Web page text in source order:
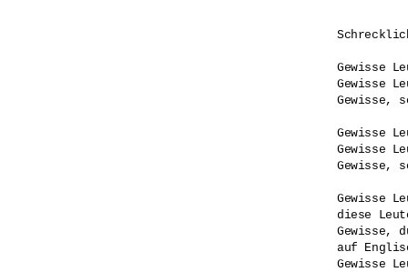
Gewisse
Gewisse
Gewisse,
Gewisse
Gewisse
Gewisse,
Gewisse
diese
Gewisse,
auf
Gewisse